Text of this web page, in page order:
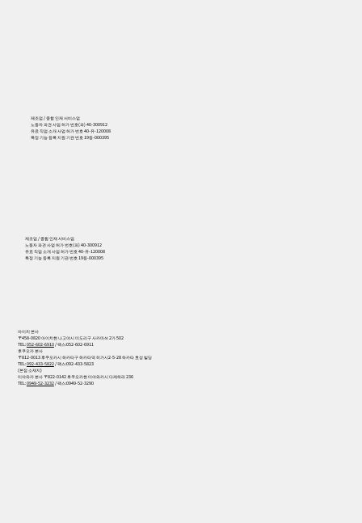
제조업 / 종합 인재 서비스업
노동자 파견 사업 허가 번호(파) 40-300912
유료 직업 소개 사업 허가 번호 40-유-120008
특정 기능 등록 지원 기관 번호 19등-000395
제조업 / 종합 인재 서비스업
노동자 파견 사업 허가 번호(파) 40-300912
유료 직업 소개 사업 허가 번호 40-유-120008
특정 기능 등록 지원 기관 번호 19등-000395
아이치 본사
〒458-0820 아이치현 나고야시 미도리구 사카마쓰 2가 502
TEL:052-602-6910/ 팩스:052-602-6911
후쿠오카 본사
〒812-0013 후쿠오카시 하카타구 하카타역 히가시2-5-28 하카타 효성 빌딩
TEL:092-433-5822/ 팩스:092-433-5823
(본점 소재지)
미야와카 본사 〒822-0142 후쿠오카현 미야와카시 다케하라 236
TEL:0949-52-3232/ 팩스:0949-52-3290